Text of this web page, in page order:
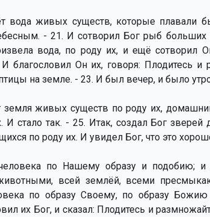
вода живых существ, которые плавали
- 21. И сотворил Бог рыб
вода, по роду их, и ещё сотворил
благословил Он их, говоря: Плодитесь и
на земле. - 23. И был вечер, и было
земля живых существ по роду их,
стало так. - 25. Итак, создал Бог зверей
по роду их. И увидел Бог, что это
по Нашему образу и подобию;
всей землёй, всеми
по образу Своему, по образу Божию
их Бог, и сказал: Плодитесь и